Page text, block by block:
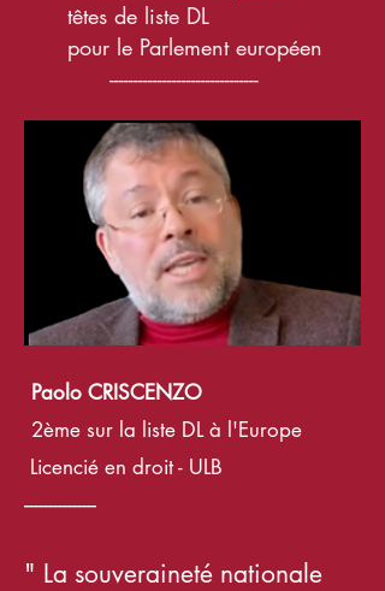
têtes de liste DL
pour le Parlement européen
-------------------------------
Paolo CRISCENZO
2ème sur la liste DL à l'Europe
Licencié en droit - ULB
---------------
" La souveraineté nationale